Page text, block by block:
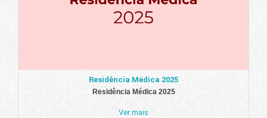
Residência Médica 2025
Residência Médica 2025
Ver mais